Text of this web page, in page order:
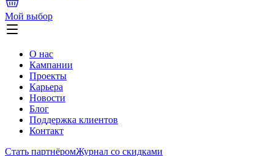
Мой выбор
О нас
Кампании
Проекты
Карьера
Новости
Блог
Поддержка клиентов
Контакт
Стать партнёромЖурнал со скидками